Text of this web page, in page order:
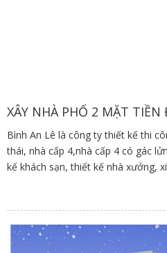
XÂY NHÀ PHỐ 2 MẶT TIỀN
Bình An Lê là công ty thiết kế thi
thái, nhà cấp 4,nhà cấp 4 có gác
kế khách sạn, thiết kế nhà xưởng,
trên địa bàn các tỉnh Đồng Nai,